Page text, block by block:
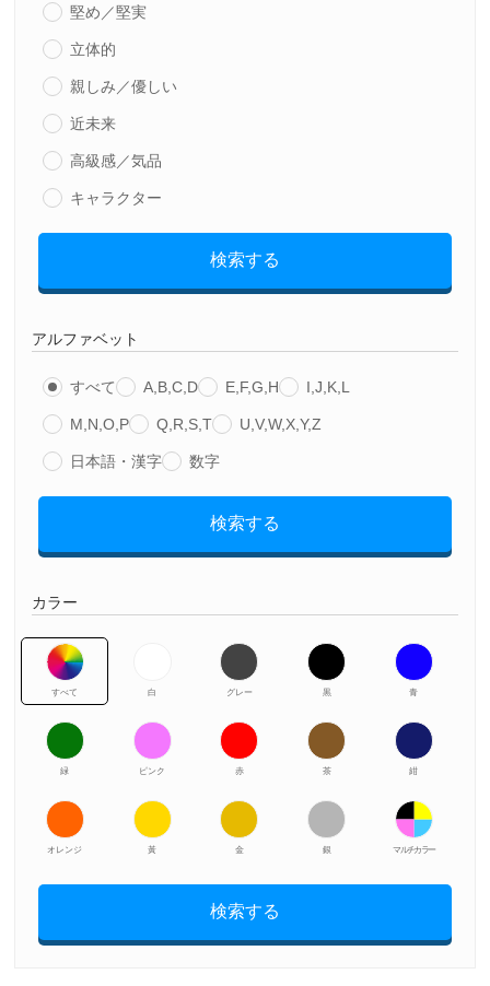
堅め／堅実
立体的
親しみ／優しい
近未来
高級感／気品
キャラクター
検索する
アルファベット
すべて A,B,C,D E,F,G,H I,J,K,L
M,N,O,P Q,R,S,T U,V,W,X,Y,Z
日本語・漢字 数字
検索する
カラー
すべて 白 グレー 黒 青
緑 ピンク 赤 茶 紺
オレンジ 黃 金 銀 マルチカラー
検索する